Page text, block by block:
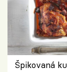
Špikovaná